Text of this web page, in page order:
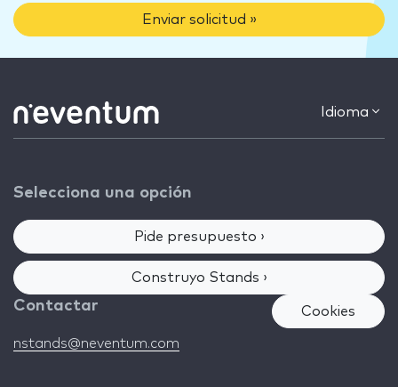
Enviar solicitud »
Idioma
Selecciona una opción
Pide presupuesto ›
Construyo Stands ›
Contactar
nstands@neventum.com
Cookies